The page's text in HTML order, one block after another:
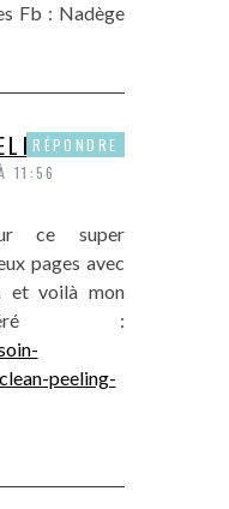
Fb : Nadège
11:56
ce super
pages avec
et voilà mon
:
peeling-
RÉPONDRE